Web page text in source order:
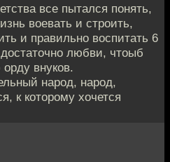
все пытался понять,
воевать и строить,
и правильно воспитать 6
любви, чтоыб
внуков.
народ, народ,
к которому хочется